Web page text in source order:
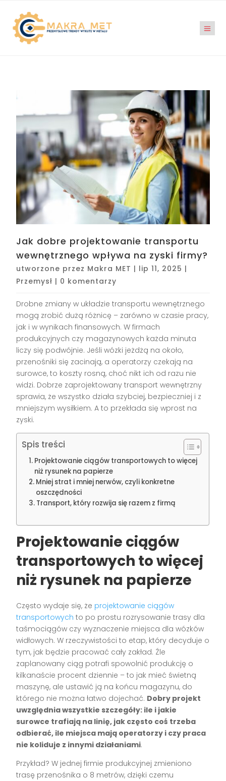
Jak dobre projektowanie transportu
wewnętrznego wpływa na zyski firmy?
utworzone przez Makra MET | lip 11, 2025 |
Przemysł | 0 komentarzy
Drobne zmiany w układzie transportu wewnętrznego
mogą zrobić dużą różnicę – zarówno w czasie pracy,
jak i w wynikach finansowych. W firmach
produkcyjnych czy magazynowych każda minuta
liczy się podwójnie. Jeśli wózki jeżdżą na około,
przenośniki się zacinają, a operatorzy czekają na
surowce, to koszty rosną, choć nikt ich od razu nie
widzi. Dobrze zaprojektowany transport wewnętrzny
sprawia, że wszystko działa szybciej, bezpieczniej i z
mniejszym wysiłkiem. A to przekłada się wprost na
zyski.
Spis treści
Projektowanie ciągów transportowych to więcej
niż rysunek na papierze
Mniej strat i mniej nerwów, czyli konkretne
oszczędności
Transport, który rozwija się razem z firmą
Projektowanie ciągów
transportowych to więcej
niż rysunek na papierze
Często wydaje się, że projektowanie ciągów
transportowych to po prostu rozrysowanie trasy dla
taśmociągów czy wyznaczenie miejsca dla wózków
widłowych. W rzeczywistości to etap, który decyduje o
tym, jak będzie pracować cały zakład. Źle
zaplanowany ciąg potrafi spowolnić produkcję o
kilkanaście procent dziennie – to jak mieć świetną
maszynę, ale ustawić ją na końcu magazynu, do
którego nie można łatwo dojechać. Dobry projekt
uwzględnia wszystkie szczegóły: ile i jakie
surowce trafiają na linię, jak często coś trzeba
odbierać, ile miejsca mają operatorzy i czy praca
nie koliduje z innymi działaniami.
Przykład? W jednej firmie produkcyjnej zmieniono
trasę przenośnika o 8 metrów, dzięki czemu